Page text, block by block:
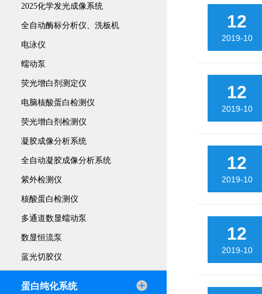
2025化学发光成像系统
全自动酶标分析仪、洗板机
电泳仪
蠕动泵
荧光增白剂测定仪
电脑核酸蛋白检测仪
荧光增白剂检测仪
凝胶成像分析系统
全自动凝胶成像分析系统
紫外检测仪
核酸蛋白检测仪
多通道数显蠕动泵
数显恒流泵
蓝光切胶仪
蛋白纯化系统
12
2019-10
12
2019-10
12
2019-10
12
2019-10